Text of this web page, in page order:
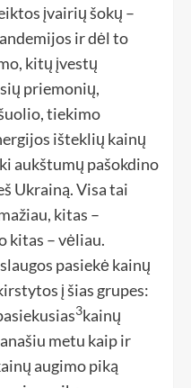
įvairių šokų –
ir dėl to
kitų įvestų
priemonių,
tiekimo
išteklių kainų
aukštumų pašokdino
Ukrainą. Visa tai
kitas –
kitas – vėliau.
pasiekė kainų
į šias grupes:
3kainų
metu kaip ir
augimo piką